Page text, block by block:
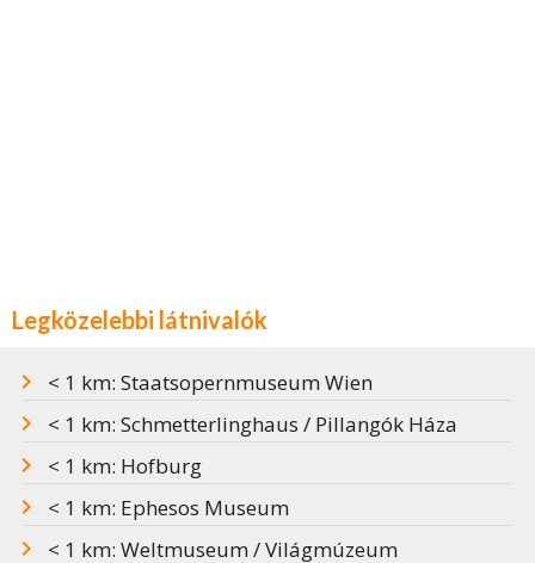
Legközelebbi látnivalók
< 1 km: Staatsopernmuseum Wien
< 1 km: Schmetterlinghaus / Pillangók Háza
< 1 km: Hofburg
< 1 km: Ephesos Museum
< 1 km: Weltmuseum / Világmúzeum